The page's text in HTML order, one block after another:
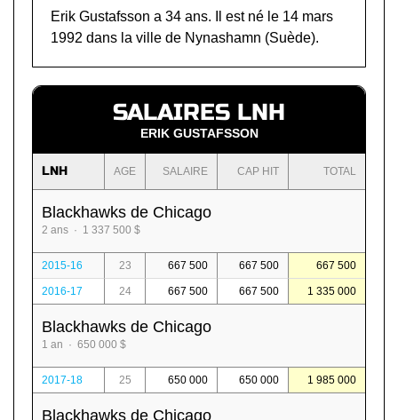
Erik Gustafsson a 34 ans. Il est né le 14 mars
1992 dans la ville de Nynashamn (Suède).
SALAIRES LNH
ERIK GUSTAFSSON
LNH AGE SALAIRE CAP HIT TOTAL
Blackhawks de Chicago
2 ans · 1 337 500 $
2015-16 23 667 500 667 500 667 500
2016-17 24 667 500 667 500 1 335 000
Blackhawks de Chicago
1 an · 650 000 $
2017-18 25 650 000 650 000 1 985 000
Blackhawks de Chicago